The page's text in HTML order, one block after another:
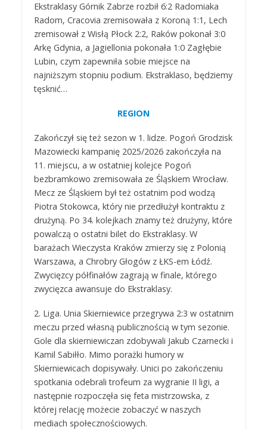
Ekstraklasy Górnik Zabrze rozbił 6:2 Radomiaka
Radom, Cracovia zremisowała z Koroną 1:1, Lech
zremisował z Wisłą Płock 2:2, Raków pokonał 3:0
Arkę Gdynia, a Jagiellonia pokonała 1:0 Zagłębie
Lubin, czym zapewniła sobie miejsce na
najniższym stopniu podium. Ekstraklaso, będziemy
tęsknić…
REGION
Zakończył się też sezon w 1. lidze. Pogoń Grodzisk
Mazowiecki kampanię 2025/2026 zakończyła na
11. miejscu, a w ostatniej kolejce Pogoń
bezbramkowo zremisowała ze Śląskiem Wrocław.
Mecz ze Śląskiem był też ostatnim pod wodzą
Piotra Stokowca, który nie przedłużył kontraktu z
drużyną. Po 34. kolejkach znamy też drużyny, które
powalczą o ostatni bilet do Ekstraklasy. W
barażach Wieczysta Kraków zmierzy się z Polonią
Warszawa, a Chrobry Głogów z ŁKS-em Łódź.
Zwycięzcy półfinałów zagrają w finale, którego
zwycięzca awansuje do Ekstraklasy.
2. Liga. Unia Skierniewice przegrywa 2:3 w ostatnim
meczu przed własną publicznością w tym sezonie.
Gole dla skierniewiczan zdobywali Jakub Czarnecki i
Kamil Sabiłło. Mimo porażki humory w
Skierniewicach dopisywały. Unici po zakończeniu
spotkania odebrali trofeum za wygranie II ligi, a
następnie rozpoczęła się feta mistrzowska, z
której relację możecie zobaczyć w naszych
mediach społecznościowych.